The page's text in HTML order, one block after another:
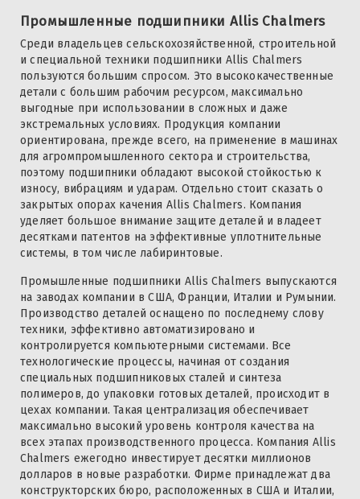
Промышленные подшипники Allis Chalmers
Среди владельцев сельскохозяйственной, строительной
и специальной техники подшипники Allis Chalmers
пользуются большим спросом. Это высококачественные
детали с большим рабочим ресурсом, максимально
выгодные при использовании в сложных и даже
экстремальных условиях. Продукция компании
ориентирована, прежде всего, на применение в машинах
для агромпромышленного сектора и строительства,
поэтому подшипники обладают высокой стойкостью к
износу, вибрациям и ударам. Отдельно стоит сказать о
закрытых опорах качения Allis Chalmers. Компания
уделяет большое внимание защите деталей и владеет
десятками патентов на эффективные уплотнительные
системы, в том числе лабиринтовые.
Промышленные подшипники Allis Chalmers выпускаются
на заводах компании в США, Франции, Италии и Румынии.
Производство деталей оснащено по последнему слову
техники, эффективно автоматизировано и
контролируется компьютерными системами. Все
технологические процессы, начиная от создания
специальных подшипниковых сталей и синтеза
полимеров, до упаковки готовых деталей, происходит в
цехах компании. Такая централизация обеспечивает
максимально высокий уровень контроля качества на
всех этапах производственного процесса. Компания Allis
Chalmers ежегодно инвестирует десятки миллионов
долларов в новые разработки. Фирме принадлежат два
конструкторских бюро, расположенных в США и Италии,